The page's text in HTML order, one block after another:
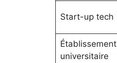
Start-up tech
Établissement
universitaire